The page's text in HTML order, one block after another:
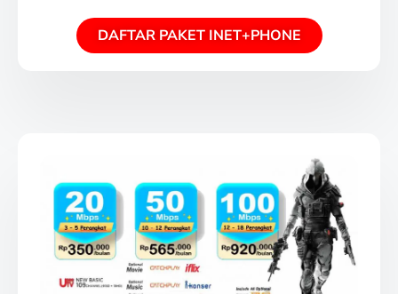
DAFTAR PAKET INET+PHONE